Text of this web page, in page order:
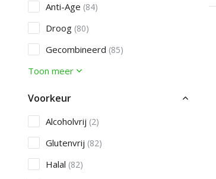
Anti-Age (84)
Droog (80)
Gecombineerd (85)
Toon meer
Voorkeur
Alcoholvrij (2)
Glutenvrij (82)
Halal (82)